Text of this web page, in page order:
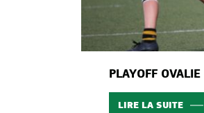
PLAYOFF
LIRE LA SUITE